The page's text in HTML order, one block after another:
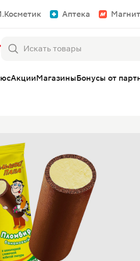
Аптека
АкцииМагазиныБонусы от